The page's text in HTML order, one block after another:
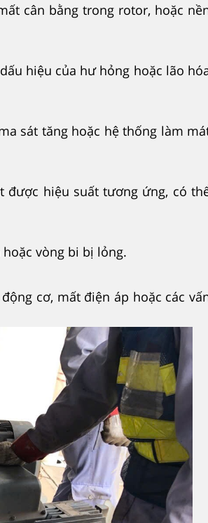
cân bằng trong rotor, hoặc
hiệu của hư hỏng hoặc lão
sát tăng hoặc hệ thống làm
được hiệu suất tương ứng, có
vòng bi bị lỏng.
cơ, mất điện áp hoặc các